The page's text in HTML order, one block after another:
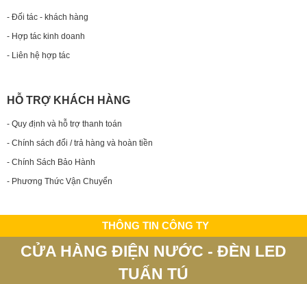
- Đối tác - khách hàng
- Hợp tác kinh doanh
- Liên hệ hợp tác
HỖ TRỢ KHÁCH HÀNG
- Quy định và hỗ trợ thanh toán
- Chính sách đổi / trả hàng và hoàn tiền
- Chính Sách Bảo Hành
- Phương Thức Vận Chuyển
THÔNG TIN CÔNG TY
CỬA HÀNG ĐIỆN NƯỚC - ĐÈN LED
TUẤN TÚ